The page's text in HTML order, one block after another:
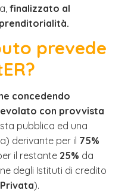
finalizzato al
prevede
concedendo
con provvista
pubblica ed una
derivante per il 75%
il restante 25% da
degli Istituti di credito
).